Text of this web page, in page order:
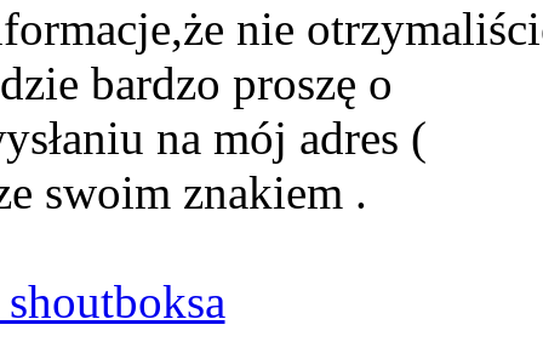
nie
bardzo proszę o
na mój adres (
swoim znakiem .